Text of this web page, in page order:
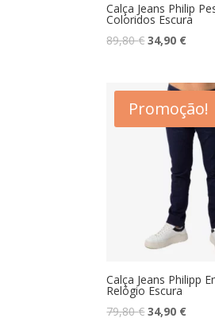
Calça Jeans Philip
Coloridos Escura
89,80€O
era:
89,80 €.
34,90 €O
é:
34,90
Promoção!
Calça Jeans Philipp
Relógio Escura
79,80€O
34,90 €O